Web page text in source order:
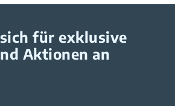
für exklusive
Aktionen an